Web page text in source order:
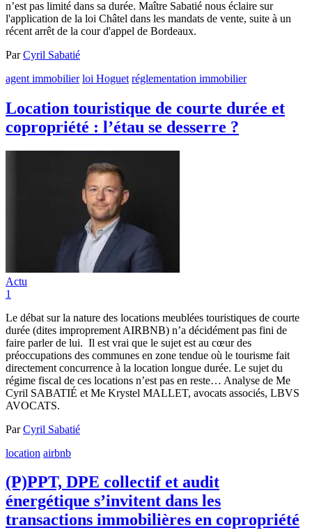
n’est pas limité dans sa durée. Maître Sabatié nous éclaire sur
l'application de la loi Châtel dans les mandats de vente, suite à un
récent arrêt de la cour d'appel de Bordeaux.
ParCyril Sabatié
agent immobilier loi Hoguet réglementation immobilier
Location touristique de courte durée et
copropriété : l’étau se desserre ?
Actu
1
Le débat sur la nature des locations meublées touristiques de courte
durée (dites improprement AIRBNB) n’a décidément pas fini de
faire parler de lui. Il est vrai que le sujet est au cœur des
préoccupations des communes en zone tendue où le tourisme fait
directement concurrence à la location longue durée. Le sujet du
régime fiscal de ces locations n’est pas en reste… Analyse de Me
Cyril SABATIÉ et Me Krystel MALLET, avocats associés, LBVS
AVOCATS.
ParCyril Sabatié
location airbnb
(P)PPT, DPE collectif et audit
énergétique s’invitent dans les
transactions immobilières en copropriété